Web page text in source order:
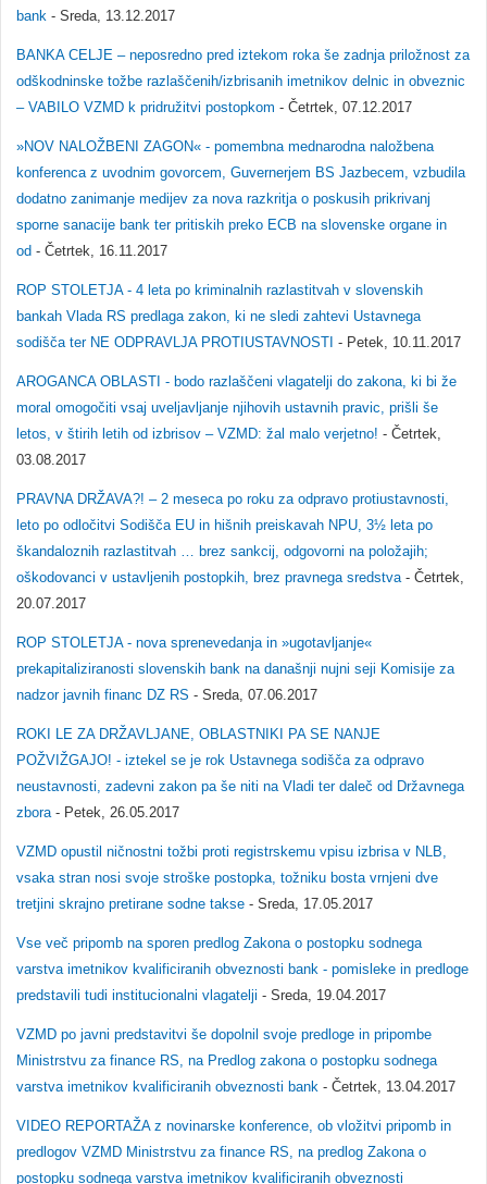
bank - Sreda, 13.12.2017
BANKA CELJE – neposredno pred iztekom roka še zadnja priložnost za
odškodninske tožbe razlaščenih/izbrisanih imetnikov delnic in obveznic
– VABILO VZMD k pridružitvi postopkom - Četrtek, 07.12.2017
»NOV NALOŽBENI ZAGON« - pomembna mednarodna naložbena
konferenca z uvodnim govorcem, Guvernerjem BS Jazbecem, vzbudila
dodatno zanimanje medijev za nova razkritja o poskusih prikrivanj
sporne sanacije bank ter pritiskih preko ECB na slovenske organe in
od - Četrtek, 16.11.2017
ROP STOLETJA - 4 leta po kriminalnih razlastitvah v slovenskih
bankah Vlada RS predlaga zakon, ki ne sledi zahtevi Ustavnega
sodišča ter NE ODPRAVLJA PROTIUSTAVNOSTI - Petek, 10.11.2017
AROGANCA OBLASTI - bodo razlaščeni vlagatelji do zakona, ki bi že
moral omogočiti vsaj uveljavljanje njihovih ustavnih pravic, prišli še
letos, v štirih letih od izbrisov – VZMD: žal malo verjetno! - Četrtek,
03.08.2017
PRAVNA DRŽAVA?! – 2 meseca po roku za odpravo protiustavnosti,
leto po odločitvi Sodišča EU in hišnih preiskavah NPU, 3½ leta po
škandaloznih razlastitvah … brez sankcij, odgovorni na položajih;
oškodovanci v ustavljenih postopkih, brez pravnega sredstva- Četrtek,
20.07.2017
ROP STOLETJA - nova sprenevedanja in »ugotavljanje«
prekapitaliziranosti slovenskih bank na današnji nujni seji Komisije za
nadzor javnih financ DZ RS - Sreda, 07.06.2017
ROKI LE ZA DRŽAVLJANE, OBLASTNIKI PA SE NANJE
POŽVIŽGAJO! - iztekel se je rok Ustavnega sodišča za odpravo
neustavnosti, zadevni zakon pa še niti na Vladi ter daleč od Državnega
zbora- Petek, 26.05.2017
VZMD opustil ničnostni tožbi proti registrskemu vpisu izbrisa v NLB,
vsaka stran nosi svoje stroške postopka, tožniku bosta vrnjeni dve
tretjini skrajno pretirane sodne takse - Sreda, 17.05.2017
Vse več pripomb na sporen predlog Zakona o postopku sodnega
varstva imetnikov kvalificiranih obveznosti bank - pomisleke in predloge
predstavili tudi institucionalni vlagatelji - Sreda, 19.04.2017
VZMD po javni predstavitvi še dopolnil svoje predloge in pripombe
Ministrstvu za finance RS, na Predlog zakona o postopku sodnega
varstva imetnikov kvalificiranih obveznosti bank - Četrtek, 13.04.2017
VIDEO REPORTAŽA z novinarske konference, ob vložitvi pripomb in
predlogov VZMD Ministrstvu za finance RS, na predlog Zakona o
postopku sodnega varstva imetnikov kvalificiranih obveznosti